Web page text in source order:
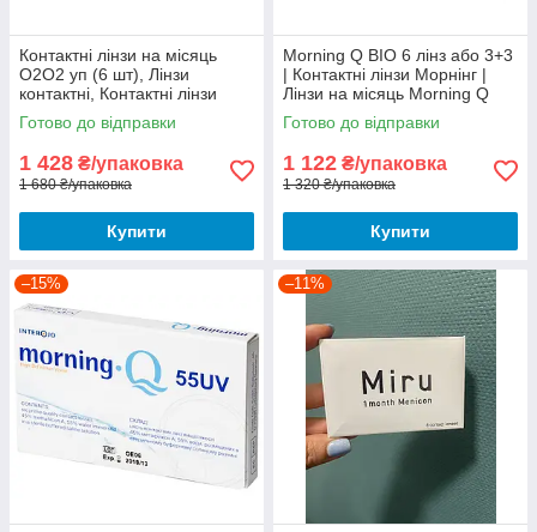
Контактні лінзи на місяць
О2О2 уп (6 шт), Лінзи
контактні, Контактні лінзи
Interojo О2О2
Готово до відправки
1 428 ₴/упаковка
1 680 ₴/упаковка
Купити
Morning Q BIO 6 лінз або 3+3
| Контактні лінзи Морнінг |
Лінзи на місяць Morning Q
BIO
Готово до відправки
1 122 ₴/упаковка
1 320 ₴/упаковка
Купити
–15% –11%